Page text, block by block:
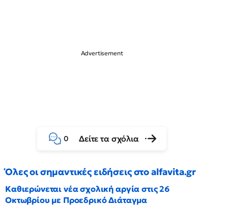
0 Δείτε τα σχόλια
Όλες οι σημαντικές ειδήσεις στο alfavita.gr
Καθιερώνεται νέα σχολική αργία στις 26
Οκτωβρίου με Προεδρικό Διάταγμα